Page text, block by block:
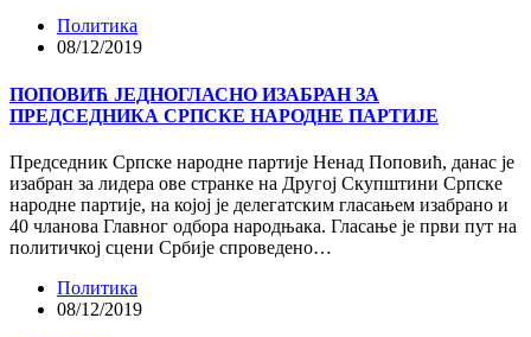
Политика
08/12/2019
ПОПОВИЋ ЈЕДНОГЛАСНО ИЗАБРАН ЗА
ПРЕДСЕДНИКА СРПСКЕ НАРОДНЕ ПАРТИЈЕ
Председник Српске народне партије Ненад Поповић, данас је
изабран за лидера ове странке на Другој Скупштини Српске
народне партије, на којој је делегатским гласањем изабрано и
40 чланова Главног одбора народњака. Гласање је први пут на
политичкој сцени Србије спроведено…
Политика
08/12/2019